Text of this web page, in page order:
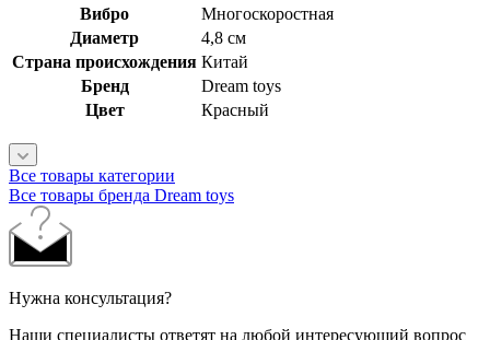
Вибро
Многоскоростная
Диаметр
4,8 см
Страна происхождения Китай
Бренд
Dream toys
Цвет
Красный
Все товары категории
Все товары бренда Dream toys
Нужна консультация?
Наши специалисты ответят на любой интересующий вопрос